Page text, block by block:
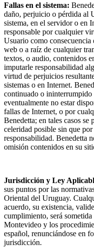
Fallas en el sistema:
daño, perjuicio o pérdida al
sistema, en el servidor o en
responsable por cualquier
Usuario como consecuencia
web o a raíz de cualquier
textos, o audio, contenidos
imputarle responsabilidad
virtud de perjuicios
sistemas o en Internet.
continuado o ininterrumpido
eventualmente no estar
fallas de Internet, o por
Benedetta; en tales casos
celeridad posible sin que
responsabilidad. Benedetta
omisión contenidos en su
Jurisdicción y Ley
sus puntos por las
Oriental del Uruguay.
acuerdo, su existencia,
cumplimiento, será
Montevideo y los
español, renunciándose en
jurisdicción.